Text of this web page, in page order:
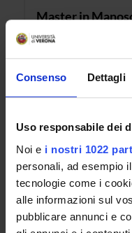
Consenso Dettagli
Uso responsabile dei
Noi e i nostri 1022
personali, ad esempio
tecnologie come i
alle informazioni sul
pubblicare annunci e
Master in
tardo antico alla
conservazione e
(ateneo)
Location : Verona
All available Short